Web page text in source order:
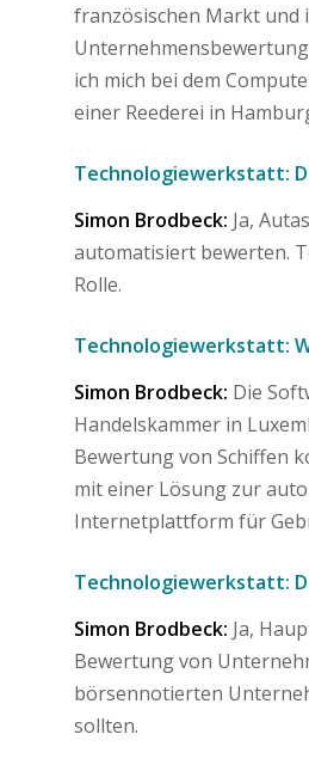
französischen Markt und
ich mich bei dem
einer Reederei in
Technologiewerkstatt:
Simon Brodbeck: Ja,
automatisiert bewerten.
Rolle.
Technologiewerkstatt:
Simon Brodbeck: Die
Handelskammer in
Bewertung von Schiffen
mit einer Lösung zur
Internetplattform für
Technologiewerkstatt:
Simon Brodbeck: Ja,
Bewertung von
börsennotierten
sollten.